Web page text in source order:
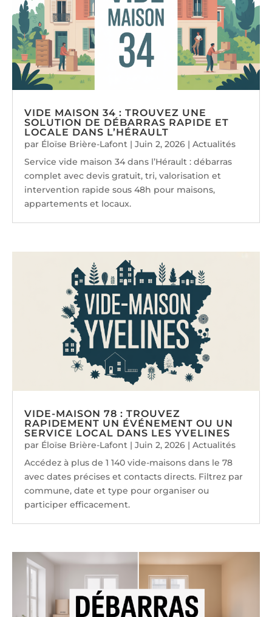
VIDE MAISON 34 : TROUVEZ UNE
SOLUTION DE DÉBARRAS RAPIDE ET
LOCALE DANS L’HÉRAULT
par Éloïse Brière-Lafont |Juin 2, 2026 |Actualités
Service vide maison 34 dans l’Hérault : débarras
complet avec devis gratuit, tri, valorisation et
intervention rapide sous 48h pour maisons,
appartements et locaux.
VIDE-MAISON 78 : TROUVEZ
RAPIDEMENT UN ÉVÉNEMENT OU UN
SERVICE LOCAL DANS LES YVELINES
par Éloïse Brière-Lafont |Juin 2, 2026 |Actualités
Accédez à plus de 1 140 vide-maisons dans le 78
avec dates précises et contacts directs. Filtrez par
commune, date et type pour organiser ou
participer efficacement.